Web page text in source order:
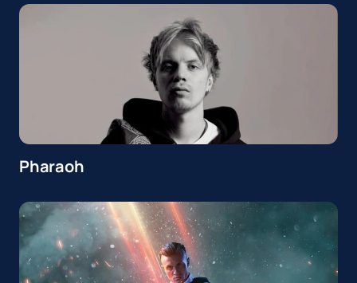
Pharaoh